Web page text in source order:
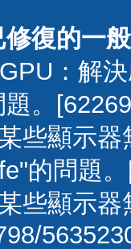
修復的一
：解
題。
些顯示
的問題
些顯示